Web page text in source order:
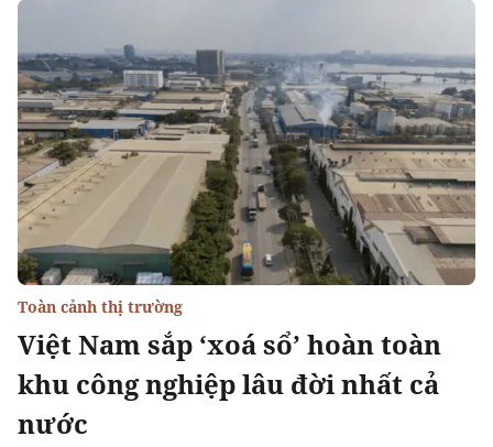
Việt Nam sắp ‘xoá sổ’ hoàn toàn
khu công nghiệp lâu đời nhất cả
nước
Toàn cảnh thị trường